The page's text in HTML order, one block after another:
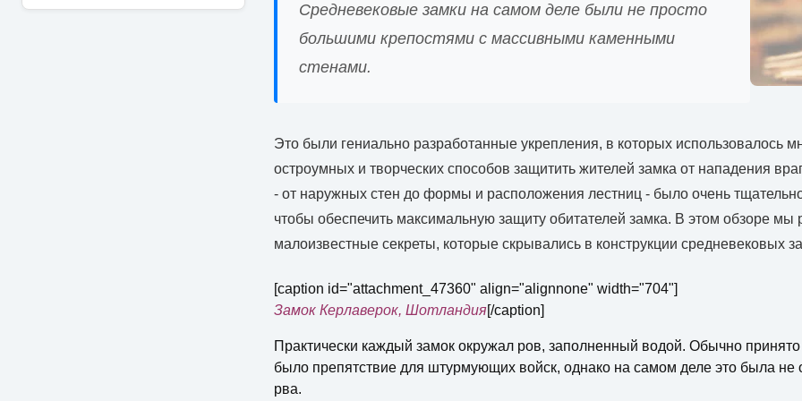
Средневековые замки на самом деле были не просто
большими крепостями с массивными каменными
стенами.
Это были гениально разработанные укрепления, в которых использовалось
остроумных и творческих способов защитить жителей замка от нападения
- от наружных стен до формы и расположения лестниц - было очень
чтобы обеспечить максимальную защиту обитателей замка. В этом обзоре мы
малоизвестные секреты, которые скрывались в конструкции средневековых
[caption id="attachment_47360" align="alignnone" width="704"]
Замок Керлаверок, Шотландия[/caption]
Практически каждый замок окружал ров, заполненный водой. Обычно принято
было препятствие для штурмующих войск, однако на самом деле это была не
рва.